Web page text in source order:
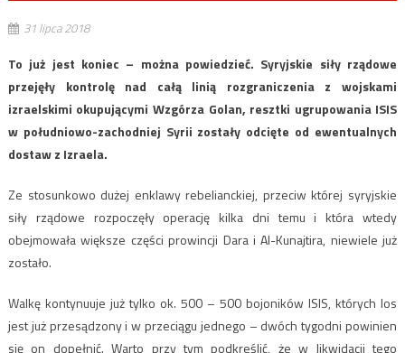
31 lipca 2018
To już jest koniec – można powiedzieć. Syryjskie siły rządowe
przejęły kontrolę nad całą linią rozgraniczenia z wojskami
izraelskimi okupującymi Wzgórza Golan, resztki ugrupowania ISIS
w południowo-zachodniej Syrii zostały odcięte od ewentualnych
dostaw z Izraela.
Ze stosunkowo dużej enklawy rebelianckiej, przeciw której syryjskie
siły rządowe rozpoczęły operację kilka dni temu i która wtedy
obejmowała większe części prowincji Dara i Al-Kunajtira, niewiele już
zostało.
Walkę kontynuuje już tylko ok. 500 – 500 bojoników ISIS, których los
jest już przesądzony i w przeciągu jednego – dwóch tygodni powinien
się on dopełnić. Warto przy tym podkreślić, że w likwidacji tego